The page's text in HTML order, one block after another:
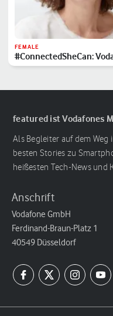
FEMALE
#ConnectedSheCan:
und weiblichen
featured ist Vodafones
Als Begleiter auf dem
besten Stories zu
heißesten Tech-News und
Anschrift
Vodafone GmbH
Ferdinand-Braun-Platz 1
40549 Düsseldorf